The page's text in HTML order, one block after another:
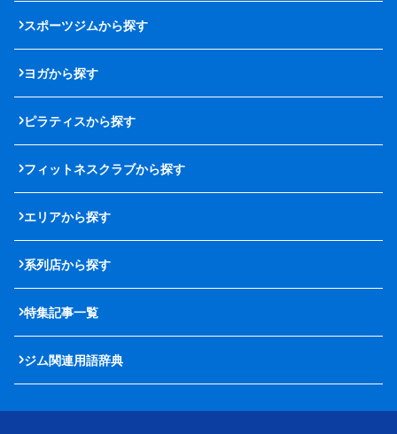
スポーツジムから探す
ヨガから探す
ピラティスから探す
フィットネスクラブから探す
エリアから探す
系列店から探す
特集記事一覧
ジム関連用語辞典